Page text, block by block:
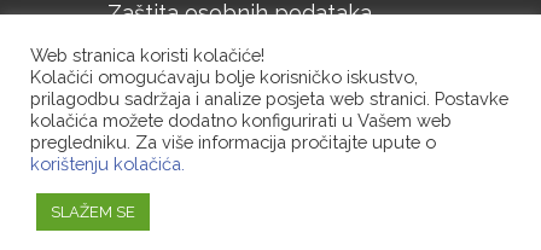
Zaštita osobnih podataka
Upute o korištenju kolačića
Copyright © 2020. Designed by
Web stranica koristi kolačiće!
Kolačići omogućavaju bolje korisničko iskustvo,
prilagodbu sadržaja i analize posjeta web stranici. Postavke
kolačića možete dodatno konfigurirati u Vašem web
pregledniku. Za više informacija pročitajte upute o
korištenju kolačića.
SLAŽEM SE